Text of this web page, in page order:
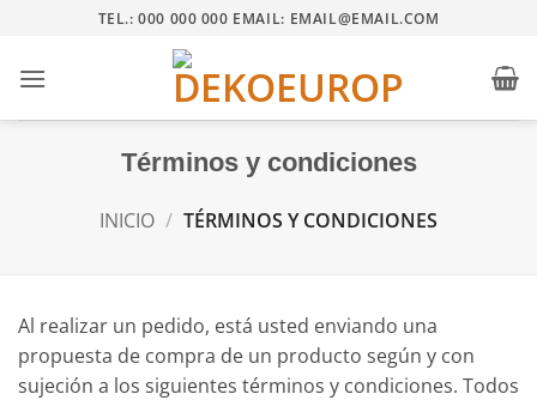
contenido
TEL.: 000 000 000 EMAIL: EMAIL@EMAIL.COM
Términos y condiciones
INICIO / TÉRMINOS Y CONDICIONES
Al realizar un pedido, está usted enviando una
propuesta de compra de un producto según y con
sujeción a los siguientes términos y condiciones. Todos